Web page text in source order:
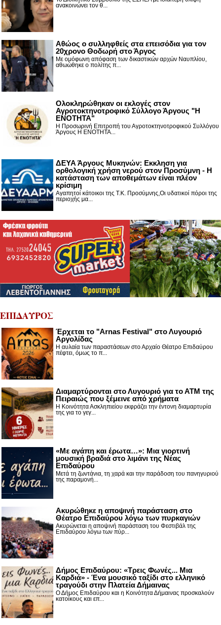
ανακοινώνει τον θ...
Αθώος ο συλληφθείς στα επεισόδια για τον
20χρονο Θοδωρή στο Άργος
Με ομόφωνη απόφαση των δικαστικών αρχών Ναυπλίου,
αθωώθηκε ο πολίτης π...
Ολοκληρώθηκαν οι εκλογές στον
Αγροτοκτηνοτροφικό Σύλλογο Άργους "Η
ΕΝΟΤΗΤΑ"
Η Προσωρινή Επιτροπή του Αγροτοκτηνοτροφικού Συλλόγου
Άργους Η ΕΝΟΤΗΤΑ...
ΔΕΥΑ Άργους Μυκηνών: Εκκληση για
ορθολογική χρήση νερού στον Προσύμνη - Η
κατάσταση των αποθεμάτων είναι πλέον
κρίσιμη
Αγαπητοί κάτοικοι της Τ.Κ. Προσύμνης,Οι υδατικοί πόροι της
περιοχής μα...
ΕΠΙΔΑΥΡΟΣ
Έρχεται το "Arnas Festival" στο Λυγουριό
Αργολίδας
Η αυλαία των παραστάσεων στο Αρχαίο Θέατρο Επιδαύρου
πέφτει, όμως το π...
Διαμαρτύρονται στο Λυγουριό για το ΑΤΜ της
Πειραιώς που ξέμεινε από χρήματα
Η Κοινότητα Ασκληπιείου εκφράζει την έντονη διαμαρτυρία
της για το γεγ...
«Με αγάπη και έρωτα…»: Μια γιορτινή
μουσική βραδιά στο λιμάνι της Νέας
Επιδαύρου
Μετά τη ζωντάνια, τη χαρά και την παράδοση του πανηγυριού
της παραμονή...
Ακυρώθηκε η αποψινή παράσταση στο
Θέατρο Επιδαύρου λόγω των πυρκαγιών
Ακυρώνεται η αποψινή παράσταση του Φεστιβάλ της
Επιδαύρου λόγω των πύρ...
Δήμος Επιδαύρου: «Τρεις Φωνές... Μια
Καρδιά» - Ένα μουσικό ταξίδι στο ελληνικό
τραγούδι στην Πλατεία Δήμαινας
Ο Δήμος Επιδαύρου και η Κοινότητα Δήμαινας προσκαλούν
κατοίκους και επ...